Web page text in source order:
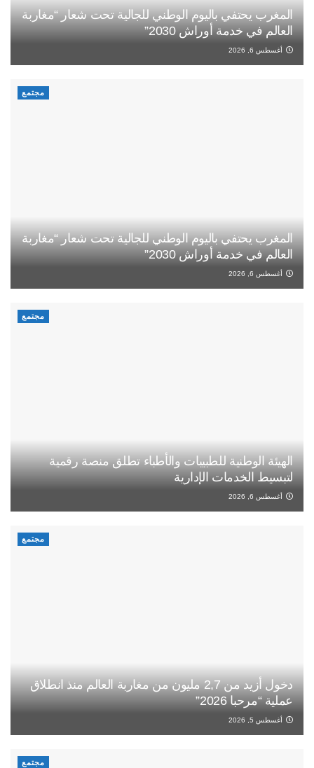
المغرب يحتفي باليوم الوطني للجالية تحت شعار “مغاربة
العالم في خدمة أوراش 2030”
أغسطس 6, 2026
مجتمع
المغرب يحتفي باليوم الوطني للجالية تحت شعار “مغاربة
العالم في خدمة أوراش 2030”
أغسطس 6, 2026
مجتمع
الهيئة الوطنية للطبيبات والأطباء تطلق منصة رقمية
لتبسيط الخدمات الإدارية
أغسطس 6, 2026
مجتمع
دخول أزيد من 2,7 مليون من مغاربة العالم منذ انطلاق
عملية “مرحبا 2026”
أغسطس 5, 2026
مجتمع